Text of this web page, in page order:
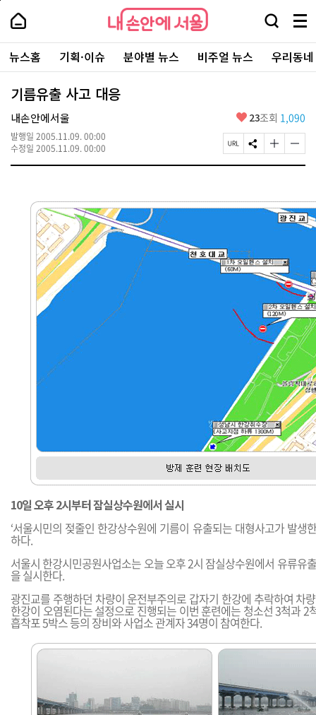
본
로
가
내
손
안
에
서
울
-
서
울
시
대
표
소
내
손
에
울
검
창
열
기
메
뉴
전
체
보
주
요
서
뉴스홈 기획·이슈 분야별 뉴스 비주얼 뉴스 우리동
기름유출 사고 대응
내손안에서울
발행일 2005.11.09. 00:00
수정일 2005.11.09. 00:00
좋
요
23조회 1,090
페
이
L
S
N
하
글
자
게
변
경
기
글
자
게
변
경
10일 오후 2시부터 잠실상수원에서 실시
‘서울시민의 젖줄인 한강상수원에 기름이 유출되는 대형사고가 발생
하다.
서울시 한강시민공원사업소는 오늘 오후 2시 잠실상수원에서 유류유
을 실시한다.
광진교를 주행하던 차량이 운전부주의로 갑자기 한강에 추락하여 차
한강이 오염된다는 설정으로 진행되는 이번 훈련에는 청소선 3척과 2
흡착포 5박스 등의 장비와 사업소 관계자 34명이 참여한다.
페
상
단
로